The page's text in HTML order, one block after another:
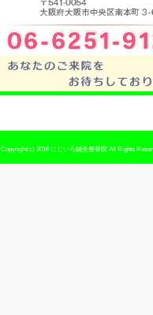
予約
予約
休診日
日曜